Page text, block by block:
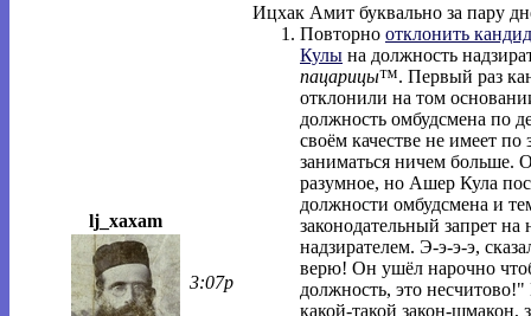
lj_xaxam
3:07p
Ицхак Амит буквально за пару
Повторно отклонить
Кулы на должность
пацарицы™. Первый раз
отклонили на том
должность омбудсмена по
своём качестве не имеет по
заниматься ничем больше.
разумное, но Ашер Кула
должности омбудсмена и
законодательный запрет на
надзирателем. Э-э-э-э,
верю! Он ушёл нарочно
должность, это несчитово!"
какой-такой закон-шмакон,